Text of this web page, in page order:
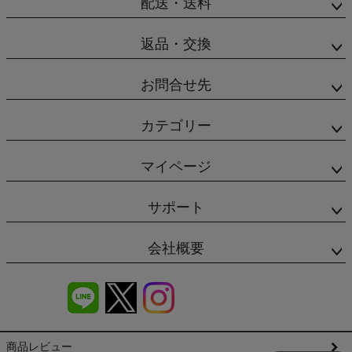
配送・送料
返品・交換
お問合せ先
カテゴリー
マイページ
サポート
会社概要
商品レビュー